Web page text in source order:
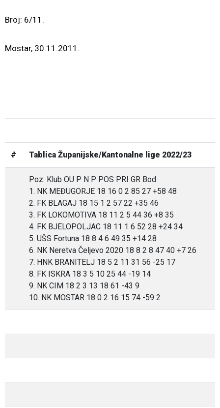
Broj: 6/11.
Mostar, 30.11.2011.
# Tablica Županijske/Kantonalne lige 2022/23
Poz. Klub OU P N P POS PRI GR Bod
1. NK MEĐUGORJE 18 16 0 2 85 27 +58 48
2. FK BLAGAJ 18 15 1 2 57 22 +35 46
3. FK LOKOMOTIVA 18 11 2 5 44 36 +8 35
4. FK BJELOPOLJAC 18 11 1 6 52 28 +24 34
5. UŠS Fortuna 18 8 4 6 49 35 +14 28
6. NK Neretva Čeljevo 2020 18 8 2 8 47 40 +7 26
7. HNK BRANITELJ 18 5 2 11 31 56 -25 17
8. FK ISKRA 18 3 5 10 25 44 -19 14
9. NK CIM 18 2 3 13 18 61 -43 9
10. NK MOSTAR 18 0 2 16 15 74 -59 2